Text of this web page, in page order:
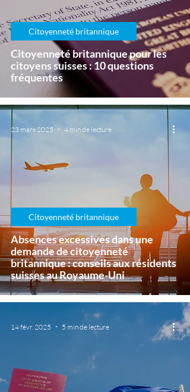
Citoyenneté britannique pour les
citoyens suisses : 10 questions
fréquentes
Citoyenneté britannique
Absences excessives dans une
demande de citoyenneté
britannique : conseils aux résidents
suisses au Royaume-Uni
Citoyenneté britannique
23 mars 2025 4 min de lecture
14 févr. 2025 5 min de lecture